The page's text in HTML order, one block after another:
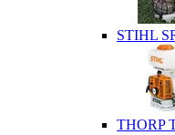
STIHL
THORP